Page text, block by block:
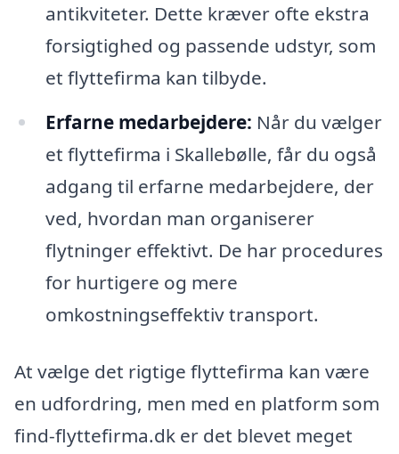
antikviteter. Dette kræver ofte ekstra
forsigtighed og passende udstyr, som
et flyttefirma kan tilbyde.
Erfarne medarbejdere: Når du vælger
et flyttefirma i Skallebølle, får du også
adgang til erfarne medarbejdere, der
ved, hvordan man organiserer
flytninger effektivt. De har procedures
for hurtigere og mere
omkostningseffektiv transport.
At vælge det rigtige flyttefirma kan være
en udfordring, men med en platform som
find-flyttefirma.dk er det blevet meget